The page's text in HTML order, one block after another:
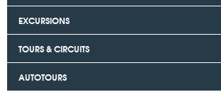
EXCURSIONS
TOURS & CIRCUITS
AUTOTOURS